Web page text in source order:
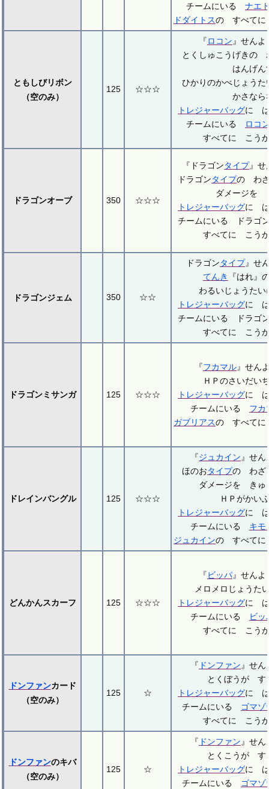
チームにいる ナエ
ドダイトスの すべてに
ともしびリボン
（空のみ）
125 ☆☆☆
『ロコン 』せん
とくしゅこうげきの
はんげん
ひかりのかべじょう
かさなら
トレジャーバッグに は
チームにいる
ロコ
すべてに こう
ドラゴンオーブ 350 ☆☆☆
『ドラゴンタイプ』
ドラゴンタイプの わ
ダメージを
トレジャーバッグに は
チームにいる ドラゴ
すべてに こう
ドラゴンジェム 350 ☆☆
ドラゴンタイプ』せ
てんき
『はれ
わるいじょうた
トレジャーバッグに は
チームにいる ドラゴ
すべてに こう
ドラゴンミサンガ 125 ☆☆☆
『フカマル』せん
ＨＰのさいだい
トレジャーバッグに は
チームにいる フカ
ガブリアスの すべてに
ドレインバングル 125 ☆☆☆
『ジュカイン 』せ
ほのおタイプの わざ
ダメージを きゅ
ＨＰがかい
トレジャーバッグに は
チームにいる キモ
ジュカインの すべてに
どんかんスカーフ 125 ☆☆☆
『ビッパ』せん
メロメロじょうた
トレジャーバッグに は
チームにいる
ビッ
すべてに こう
ドンファンカード
（空のみ）
125 ☆
『 ドンファン 』せ
とくぼうが す
トレジャーバッグに は
チームにいる
ゴマゾ
すべてに こう
ドンファンのキバ
（空のみ）
125 ☆
『 ドンファン 』せ
とくこうが す
トレジャーバッグに は
チームにいる
ゴマゾ